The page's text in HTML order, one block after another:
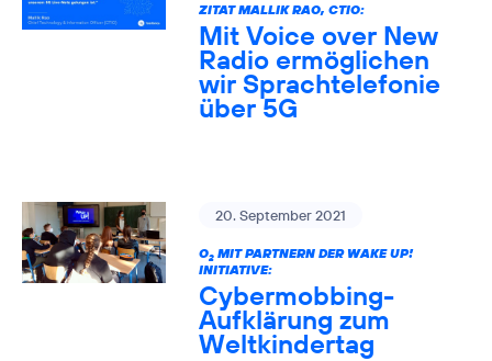
ZITAT MALLIK RAO, CTIO:
Mit Voice over New
Radio ermöglichen
wir Sprachtelefonie
über 5G
20. September 2021
O2MIT PARTNERN DER WAKE UP!
INITIATIVE:
Cybermobbing-
Aufklärung zum
Weltkindertag